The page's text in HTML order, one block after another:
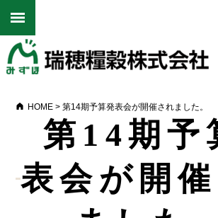
HOME >第14期予算発表会が開催されました。
第14期予
表会が開